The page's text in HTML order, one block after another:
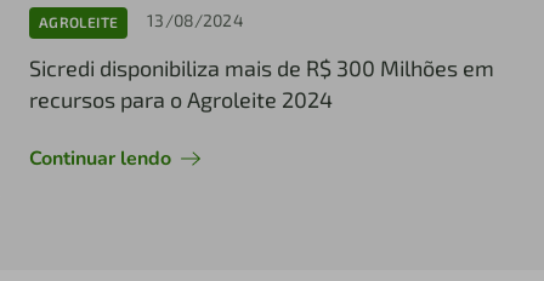
AGROLEITE 13/08/2024
Sicredi disponibiliza mais de R$ 300 Milhões em
recursos para o Agroleite 2024
Continuar lendo